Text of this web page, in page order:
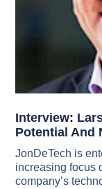
Interview:
Potential And
JonDeTech is
increasing focus
company’s